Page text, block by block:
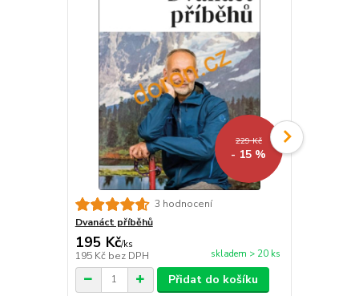
229 Kč
- 15 %
3 hodnocení
Dvanáct příběhů
195 Kč/ks
195 Kč bez DPH skladem > 20 ks
Přidat do košíku